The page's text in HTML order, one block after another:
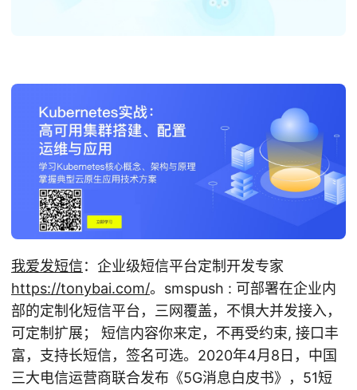
我爱发短信：企业级短信平台定制开发专家
https://tonybai.com/。smspush : 可部署在企业内
部的定制化短信平台，三网覆盖，不惧大并发接入，
可定制扩展； 短信内容你来定，不再受约束, 接口丰
富，支持长短信，签名可选。2020年4月8日，中国
三大电信运营商联合发布《5G消息白皮书》，51短